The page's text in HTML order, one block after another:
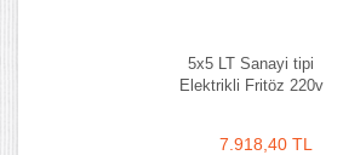
5x5 LT Sanayi tipi
Elektrikli Fritöz 220v
7.918,40 TL